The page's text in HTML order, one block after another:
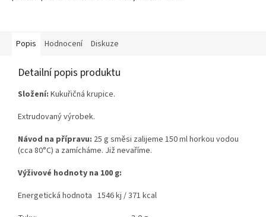
Popis Hodnocení Diskuze
Detailní popis produktu
Složení: Kukuřičná krupice.
Extrudovaný výrobek.
Návod na přípravu: 25 g směsi zalijeme 150 ml horkou vodou
(cca 80°C) a zamícháme. Již nevaříme.
Výživové hodnoty na 100 g:
Energetická hodnota 1546 kj / 371 kcal